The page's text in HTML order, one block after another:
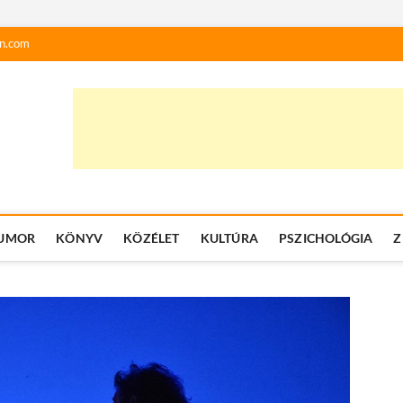
KÖNYV KÖZÉLET KULTÚRA PSZICHOLÓGIA